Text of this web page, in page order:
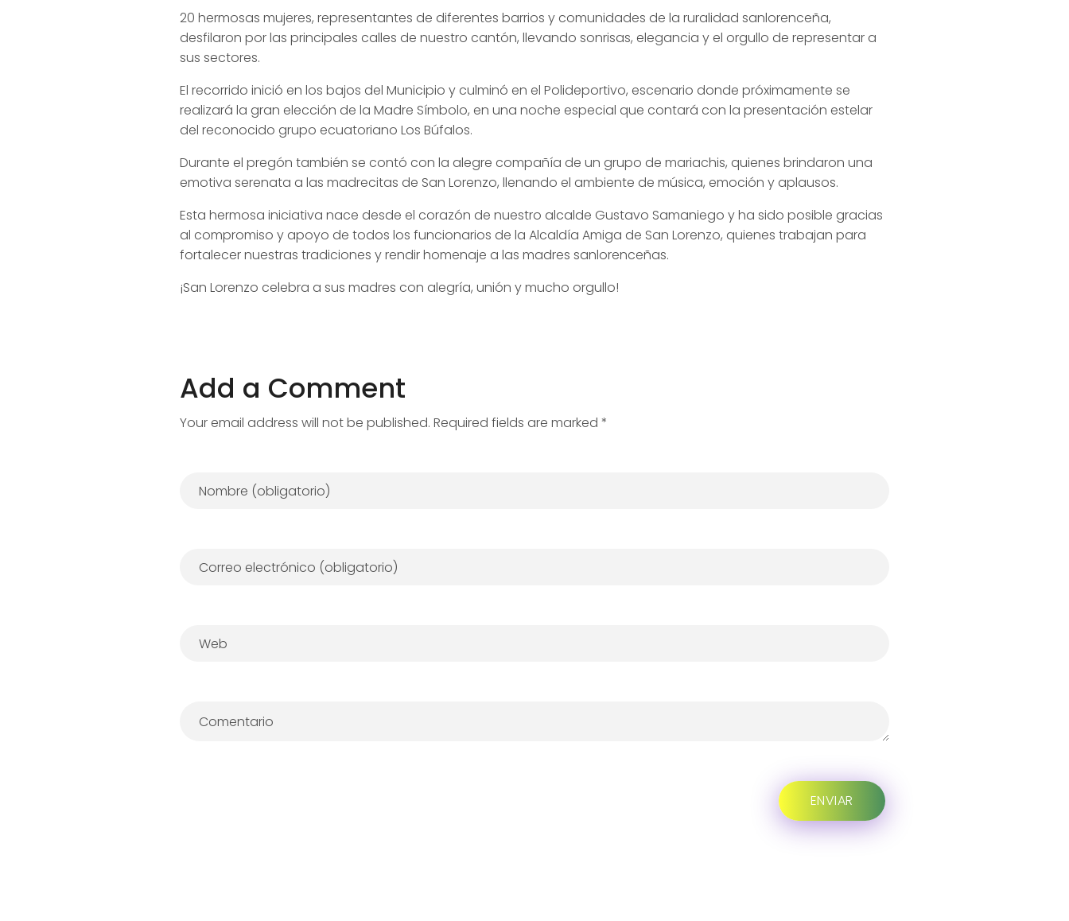
20 hermosas mujeres, representantes de diferentes barrios y comunidades de la ruralidad sanlorenceña,
desfilaron por las principales calles de nuestro cantón, llevando sonrisas, elegancia y el orgullo de representar a
sus sectores.
El recorrido inició en los bajos del Municipio y culminó en el Polideportivo, escenario donde próximamente se
realizará la gran elección de la Madre Símbolo, en una noche especial que contará con la presentación estelar
del reconocido grupo ecuatoriano Los Búfalos.
Durante el pregón también se contó con la alegre compañía de un grupo de mariachis, quienes brindaron una
emotiva serenata a las madrecitas de San Lorenzo, llenando el ambiente de música, emoción y aplausos.
Esta hermosa iniciativa nace desde el corazón de nuestro alcalde Gustavo Samaniego y ha sido posible gracias
al compromiso y apoyo de todos los funcionarios de la Alcaldía Amiga de San Lorenzo, quienes trabajan para
fortalecer nuestras tradiciones y rendir homenaje a las madres sanlorenceñas.
¡San Lorenzo celebra a sus madres con alegría, unión y mucho orgullo!
Add a Comment
Your email address will not be published. Required fields are marked *